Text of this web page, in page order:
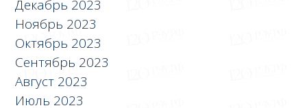
Декабрь 2023
Ноябрь 2023
Октябрь 2023
Сентябрь 2023
Август 2023
Июль 2023